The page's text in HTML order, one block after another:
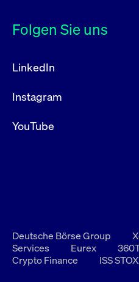
Folgen Sie uns
LinkedIn
Instagram
YouTube
Deutsche Börse Group
Services
Eurex
Crypto Finance
ISS